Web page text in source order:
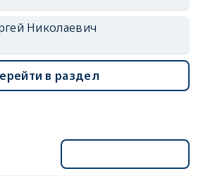
Николаевич
в раздел